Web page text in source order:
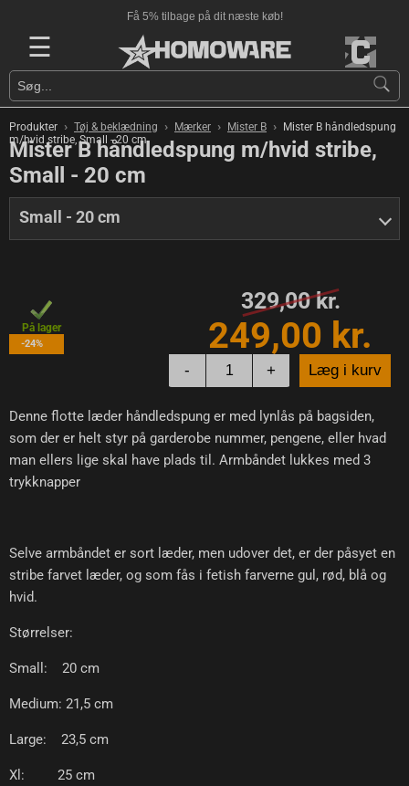
Få 5% tilbage på dit næste køb!
☰
Produkter › Tøj & beklædning › Mærker › Mister B ›
Mister B håndledspung
m/hvid stribe, Small - 20 cm
Mister B håndledspung m/hvid stribe,
Small - 20 cm
Small - 20 cm
På lager
-24%
329,00 kr.
249,00 kr.
- + Læg i kurv
Denne flotte læder håndledspung er med lynlås på bagsiden,
som der er helt styr på garderobe nummer, pengene, eller hvad
man ellers lige skal have plads til. Armbåndet lukkes med 3
trykknapper
Selve armbåndet er sort læder, men udover det, er der påsyet en
stribe farvet læder, og som fås i fetish farverne gul, rød, blå og
hvid.
Størrelser:
Small: 20 cm
Medium: 21,5 cm
Large: 23,5 cm
Xl: 25 cm